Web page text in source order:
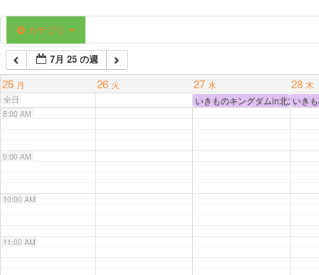
カテゴリ
7月 25 の週
25 月 26 火 27 水 28 木
全日 いきものキングダムin北九州
いき
6:00 AM
7:00 AM
8:00 AM
9:00 AM
10:00 AM
11:00 AM